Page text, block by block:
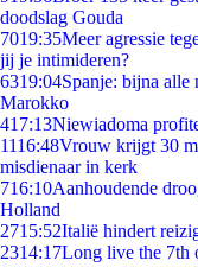
doodslag Gouda
7019:35Meer agressie
jij je intimideren?
6319:04Spanje: bijna alle
Marokko
417:13Niewiadoma
1116:48Vrouw krijgt 30
misdienaar in kerk
716:10Aanhoudende
Holland
2715:52Italië hindert
2314:17Long live the 7th